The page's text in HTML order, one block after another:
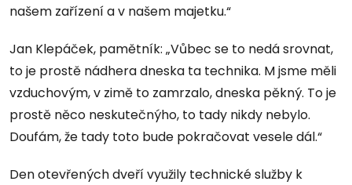
našem zařízení a v našem majetku.“
Jan Klepáček, pamětník: „Vůbec se to nedá srovnat,
to je prostě nádhera dneska ta technika. M jsme měli
vzduchovým, v zimě to zamrzalo, dneska pěkný. To je
prostě něco neskutečnýho, to tady nikdy nebylo.
Doufám, že tady toto bude pokračovat vesele dál.“
Den otevřených dveří využily technické služby k